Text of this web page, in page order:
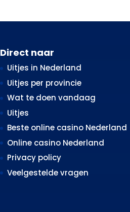
Direct naar
Uitjes in Nederland
Uitjes per provincie
Wat te doen vandaag
Uitjes
Beste online casino Nederland
Online casino Nederland
Privacy policy
Veelgestelde vragen